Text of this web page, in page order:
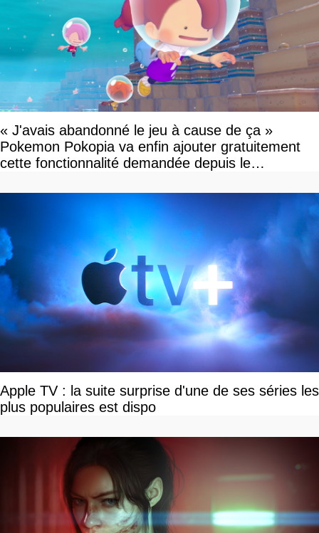
« J'avais abandonné le jeu à cause de ça »
Pokemon Pokopia va enfin ajouter gratuitement
cette fonctionnalité demandée depuis le
Apple TV : la suite surprise d'une de ses séries les
plus populaires est dispo